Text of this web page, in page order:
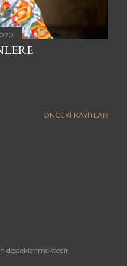
ÖNCEKI KAYITLAR
desteklenmektedir